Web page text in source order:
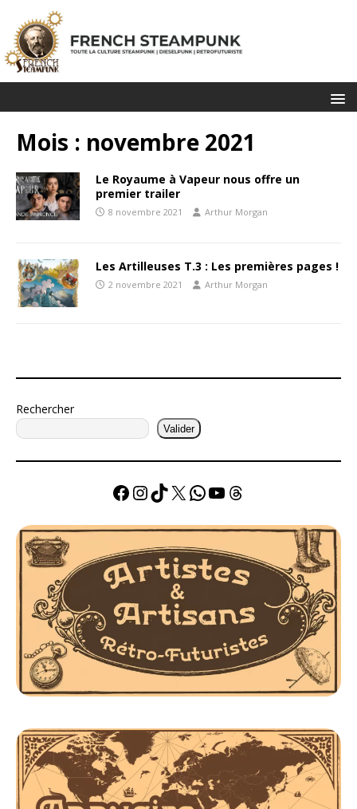
Mois : novembre 2021
Le Royaume à Vapeur nous offre un
premier trailer
8 novembre 2021 Arthur Morgan
Les Artilleuses T.3 : Les premières pages !
2 novembre 2021 Arthur Morgan
Rechercher
Valider